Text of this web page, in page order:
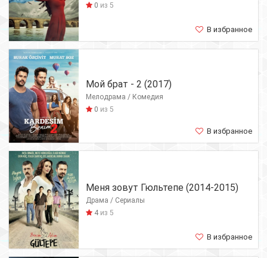
0 из 5
В избранное
Мой брат - 2 (2017)
Мелодрама / Комедия
0 из 5
В избранное
Меня зовут Гюльтепе (2014-2015)
Драма / Сериалы
4 из 5
В избранное